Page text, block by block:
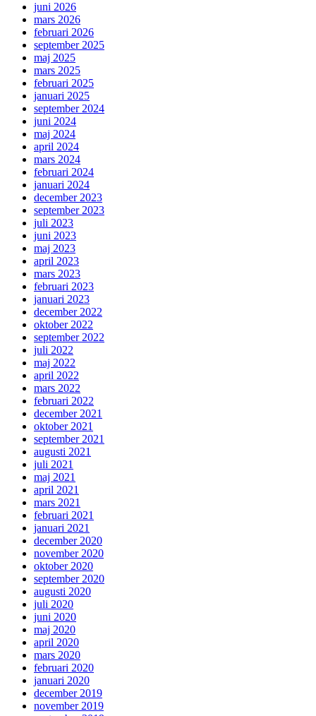
juni 2026
mars 2026
februari 2026
september 2025
maj 2025
mars 2025
februari 2025
januari 2025
september 2024
juni 2024
maj 2024
april 2024
mars 2024
februari 2024
januari 2024
december 2023
september 2023
juli 2023
juni 2023
maj 2023
april 2023
mars 2023
februari 2023
januari 2023
december 2022
oktober 2022
september 2022
juli 2022
maj 2022
april 2022
mars 2022
februari 2022
december 2021
oktober 2021
september 2021
augusti 2021
juli 2021
maj 2021
april 2021
mars 2021
februari 2021
januari 2021
december 2020
november 2020
oktober 2020
september 2020
augusti 2020
juli 2020
juni 2020
maj 2020
april 2020
mars 2020
februari 2020
januari 2020
december 2019
november 2019